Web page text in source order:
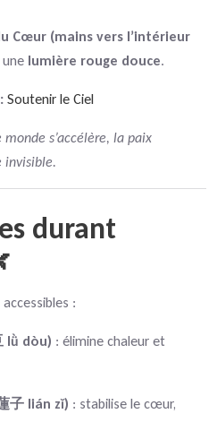
Cœur (mains vers l’intérieur
lumière rouge douce.
Soutenir le Ciel
s’accélère, la paix
invisible.
durant
:
lǜ dòu) : élimine chaleur et
子 lián zǐ) : stabilise le cœur,